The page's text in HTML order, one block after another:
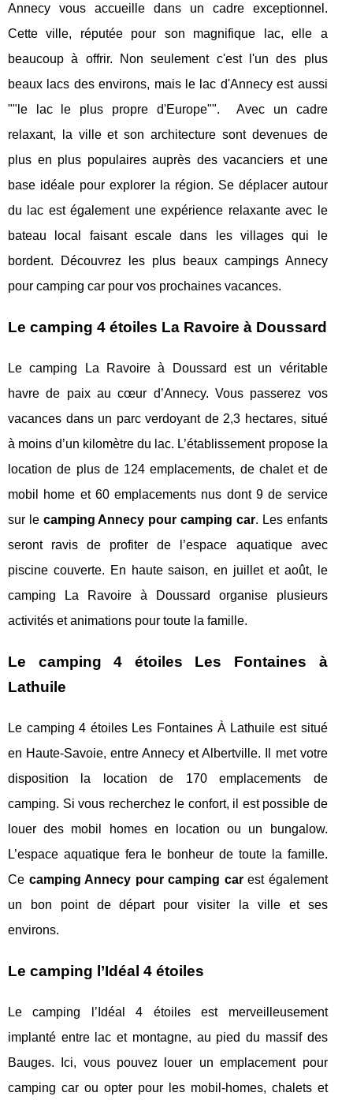
Annecy vous accueille dans un cadre exceptionnel.
Cette ville, réputée pour son magnifique lac, elle a
beaucoup à offrir. Non seulement c'est l'un des plus
beaux lacs des environs, mais le lac d'Annecy est aussi
""le lac le plus propre d'Europe"". Avec un cadre
relaxant, la ville et son architecture sont devenues de
plus en plus populaires auprès des vacanciers et une
base idéale pour explorer la région. Se déplacer autour
du lac est également une expérience relaxante avec le
bateau local faisant escale dans les villages qui le
bordent. Découvrez les plus beaux campings Annecy
pour camping car pour vos prochaines vacances.
Le camping 4 étoiles La Ravoire à Doussard
Le camping La Ravoire à Doussard est un véritable
havre de paix au cœur d’Annecy. Vous passerez vos
vacances dans un parc verdoyant de 2,3 hectares, situé
à moins d’un kilomètre du lac. L’établissement propose la
location de plus de 124 emplacements, de chalet et de
mobil home et 60 emplacements nus dont 9 de service
sur le camping Annecy pour camping car. Les enfants
seront ravis de profiter de l’espace aquatique avec
piscine couverte. En haute saison, en juillet et août, le
camping La Ravoire à Doussard organise plusieurs
activités et animations pour toute la famille.
Le camping 4 étoiles Les Fontaines à
Lathuile
Le camping 4 étoiles Les Fontaines À Lathuile est situé
en Haute-Savoie, entre Annecy et Albertville. Il met votre
disposition la location de 170 emplacements de
camping. Si vous recherchez le confort, il est possible de
louer des mobil homes en location ou un bungalow.
L’espace aquatique fera le bonheur de toute la famille.
Ce camping Annecy pour camping carest également
un bon point de départ pour visiter la ville et ses
environs.
Le camping l’Idéal 4 étoiles
Le camping l’Idéal 4 étoiles est merveilleusement
implanté entre lac et montagne, au pied du massif des
Bauges. Ici, vous pouvez louer un emplacement pour
camping car ou opter pour les mobil-homes, chalets et